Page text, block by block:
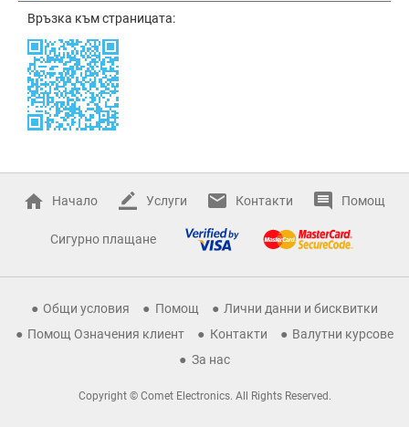
Връзка към страницата:
Начало Услуги Контакти Помощ
Сигурно плащане
Общи условия Помощ
Лични данни и бисквитки
Помощ Означения клиент
Контакти
Валутни курсове
За нас
Copyright © Comet Electronics. All Rights Reserved.